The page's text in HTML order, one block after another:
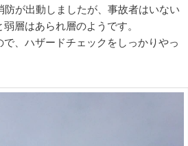
が出動しましたが、事故者はいない
層はあられ層のようです。
、ハザードチェックをしっかりやっ